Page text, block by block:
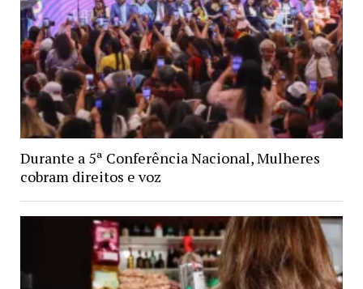
Durante a 5ª Conferência Nacional, Mulheres
cobram direitos e voz